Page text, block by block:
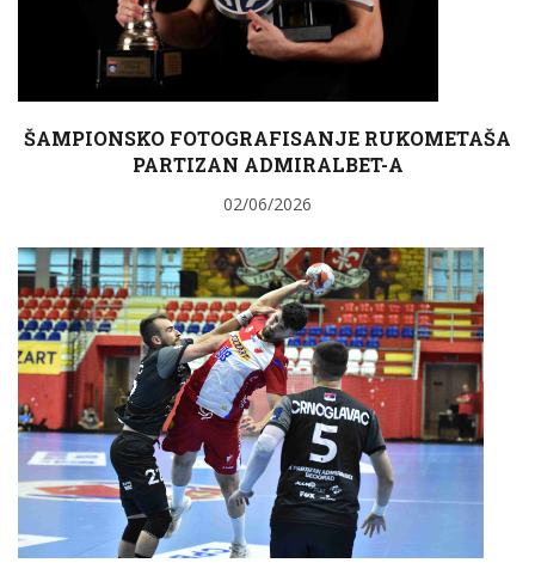
ŠAMPIONSKO FOTOGRAFISANJE RUKOMETAŠA
PARTIZAN ADMIRALBET-A
02/06/2026